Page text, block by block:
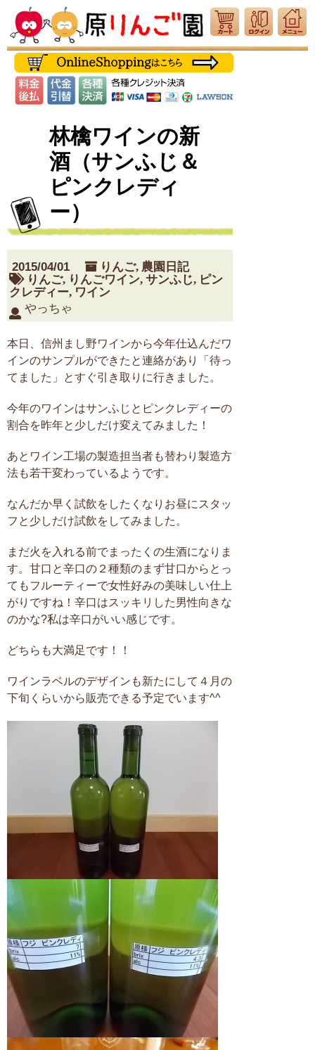
林檎ワインの新
酒（サンふじ＆
ピンクレディ
ー）
2015/04/01 りんご, 農園日記
りんご, りんごワイン, サンふじ, ピン
クレディー, ワイン
やっちゃ
本日、信州まし野ワインから今年仕込んだワ
インのサンプルができたと連絡があり「待っ
てました」とすぐ引き取りに行きました。
今年のワインはサンふじとピンクレディーの
割合を昨年と少しだけ変えてみました！
あとワイン工場の製造担当者も替わり製造方
法も若干変わっているようです。
なんだか早く試飲をしたくなりお昼にスタッ
フと少しだけ試飲をしてみました。
まだ火を入れる前でまったくの生酒になりま
す。甘口と辛口の２種類のまず甘口からとっ
てもフルーティーで女性好みの美味しい仕上
がりですね！辛口はスッキリした男性向きな
のかな?私は辛口がいい感じです。
どちらも大満足です！！
ワインラベルのデザインも新たにして４月の
下旬くらいから販売できる予定でいます^^